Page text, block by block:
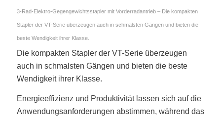
3-Rad-Elektro-Gegengewichtsstapler mit Vorderradantrieb – Die kompakten
Stapler der VT-Serie überzeugen auch in schmalsten Gängen und bieten die
beste Wendigkeit ihrer Klasse.
Die kompakten Stapler der VT-Serie überzeugen
auch in schmalsten Gängen und bieten die beste
Wendigkeit ihrer Klasse.
Energieeffizienz und Produktivität lassen sich auf die
Anwendungsanforderungen abstimmen, während das